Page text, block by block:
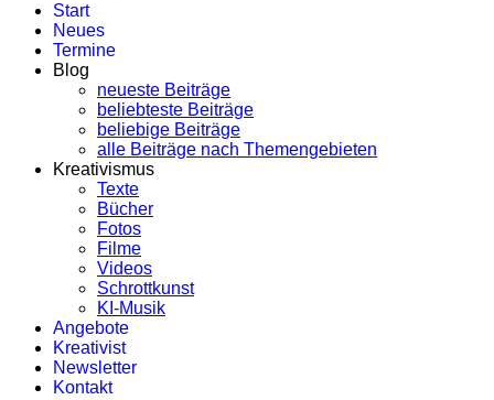
Start
Neues
Termine
Blog
neueste Beiträge
beliebteste Beiträge
beliebige Beiträge
alle Beiträge nach Themengebieten
Kreativismus
Texte
Bücher
Fotos
Filme
Videos
Schrottkunst
KI-Musik
Angebote
Kreativist
Newsletter
Kontakt